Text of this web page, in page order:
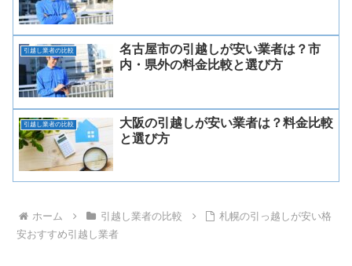
引越し業者の比較
名古屋市の引越しが安い業者は？市
内・県外の料金比較と選び方
引越し業者の比較
大阪の引越しが安い業者は？料金比較
と選び方
ホーム 引越し業者の比較
札幌の引っ越しが安い格
安おすすめ引越し業者